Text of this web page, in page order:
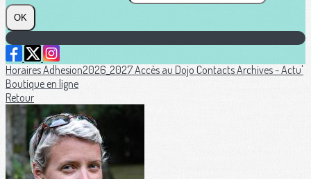
OK
HorairesAdhesion2026_2027Accès au Dojo ContactsArchives - Actu'
Boutique en ligne
Retour